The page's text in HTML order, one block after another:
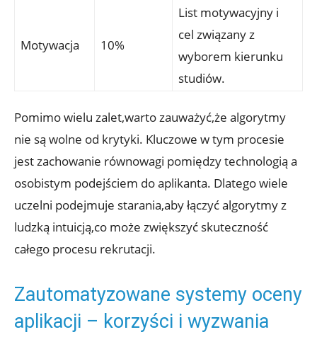
Motywacja 10%
List motywacyjny i
cel związany z
wyborem kierunku
studiów.
Pomimo wielu zalet,warto zauważyć,że algorytmy
nie są wolne od krytyki. Kluczowe w tym procesie
jest zachowanie równowagi pomiędzy technologią a
osobistym podejściem do aplikanta. Dlatego wiele
uczelni podejmuje starania,aby łączyć algorytmy z
ludzką intuicją,co może zwiększyć skuteczność
całego procesu rekrutacji.
Zautomatyzowane systemy oceny
aplikacji – korzyści i wyzwania